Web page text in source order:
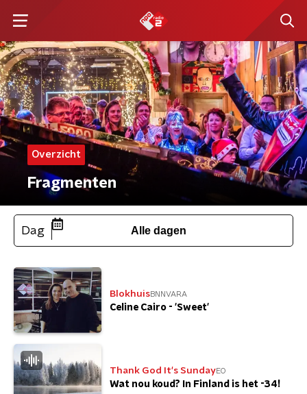
Overzicht
Fragmenten
Dag Alle dagen
BlokhuisBNNVARA
Celine Cairo - 'Sweet'
Thank God It's SundayEO
Wat nou koud? In Finland is het -34!